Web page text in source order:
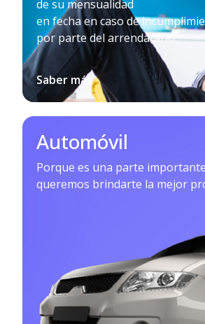
de su mensualidad
en fecha en caso de
por parte del arrendatario.
Saber más
Automóvil
Porque es una parte
queremos brindarte la mejor